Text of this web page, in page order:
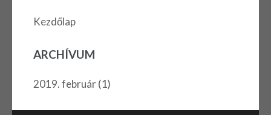
Kezdőlap
ARCHÍVUM
2019. február(1)